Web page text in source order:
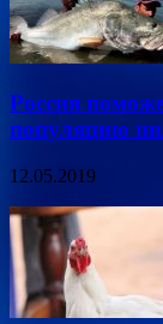
Россия
популяцию
12.05.2019